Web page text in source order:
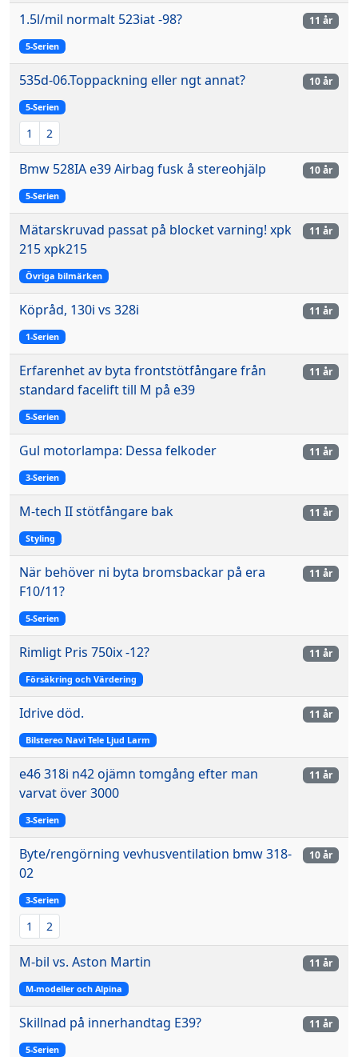
1.5l/mil normalt 523iat -98?
5-Serien
11 år
535d-06.Toppackning eller ngt annat?
5-Serien
1 2
10 år
Bmw 528IA e39 Airbag fusk å stereohjälp
5-Serien
10 år
Mätarskruvad passat på blocket varning! xpk
215 xpk215
Övriga bilmärken
11 år
Köpråd, 130i vs 328i
1-Serien
11 år
Erfarenhet av byta frontstötfångare från
standard facelift till M på e39
5-Serien
11 år
Gul motorlampa: Dessa felkoder
3-Serien
11 år
M-tech II stötfångare bak
Styling
11 år
När behöver ni byta bromsbackar på era
F10/11?
5-Serien
11 år
Rimligt Pris 750ix -12?
Försäkring och Värdering
11 år
Idrive död.
Bilstereo Navi Tele Ljud Larm
11 år
e46 318i n42 ojämn tomgång efter man
varvat över 3000
3-Serien
11 år
Byte/rengörning vevhusventilation bmw 318-
02
3-Serien
1 2
10 år
M-bil vs. Aston Martin
M-modeller och Alpina
11 år
Skillnad på innerhandtag E39?
5-Serien
11 år